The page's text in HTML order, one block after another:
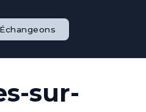
Échangeons
sur-